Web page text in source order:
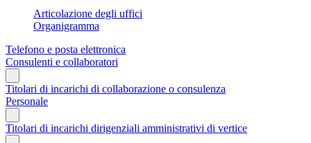
Articolazione degli uffici
Organigramma
Telefono e posta elettronica
Consulenti e collaboratori
Titolari di incarichi di collaborazione o consulenza
Personale
Titolari di incarichi dirigenziali amministrativi di vertice